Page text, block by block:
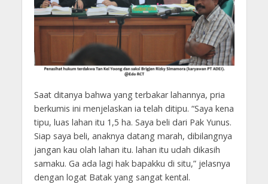
Saat ditanya bahwa yang terbakar lahannya, pria
berkumis ini menjelaskan ia telah ditipu. “Saya kena
tipu, luas lahan itu 1,5 ha. Saya beli dari Pak Yunus.
Siap saya beli, anaknya datang marah, dibilangnya
jangan kau olah lahan itu. lahan itu udah dikasih
samaku. Ga ada lagi hak bapakku di situ,” jelasnya
dengan logat Batak yang sangat kental.